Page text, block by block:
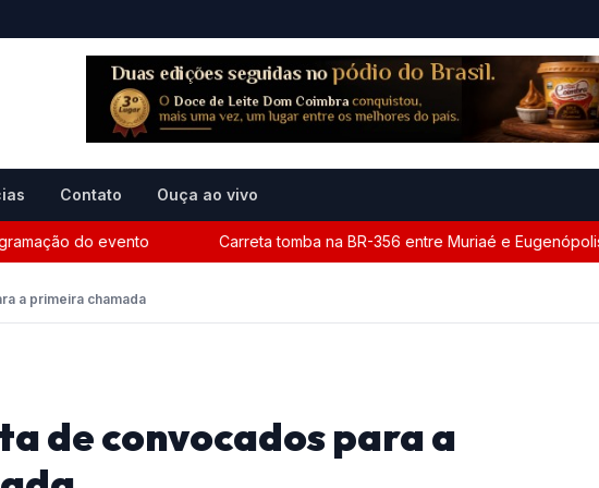
Contato Ouça ao vivo
do evento Carreta tomba na BR-356 entre Muriaé e Eugenópolis
a primeira chamada
de convocados para a